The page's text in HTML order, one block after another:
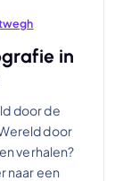
in
door de
door
verhalen?
naar een